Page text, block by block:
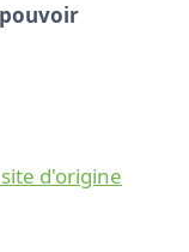
d'origine